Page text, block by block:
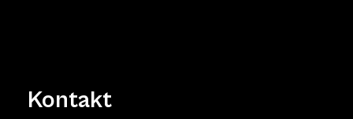
Kontakt